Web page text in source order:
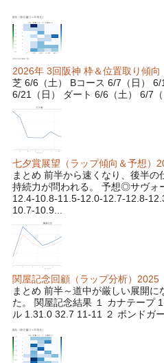
2026年 3回阪神 枠＆位置取り傾向
芝 6/6（土） Bコース 6/7（日） 6/
6/21（日） ダート 6/6（土） 6/7（
七夕賞展望（ラップ傾向＆予想）
まとめ 前半から速くなり、後半
持続力が問われる。 予想◎サヴ
12.4-10.8-11.5-12.0-12.7-12.8-
10.7-10.9...
関屋記念回顧（ラップ分析）2025
まとめ 前半～道中が厳しい展開
た。 関屋記念結果 １ カナテープ
ル 1.31.0 32.7 11-11 ２ ボンドガ